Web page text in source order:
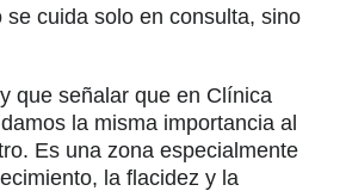
se cuida solo en consulta, sino
que señalar que en Clínica
la misma importancia al
Es una zona especialmente
la flacidez y la